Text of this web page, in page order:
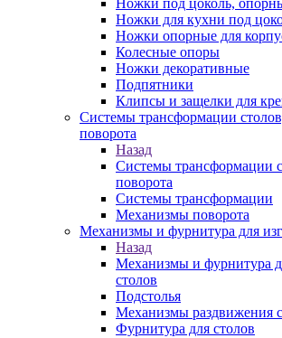
Ножки под цоколь,
Ножки для кухни под
Ножки опорные для
Колесные опоры
Ножки декоративные
Подпятники
Клипсы и защелки для
Системы трансформации
поворота
Назад
Системы трансформации
поворота
Системы трансформации
Механизмы поворота
Механизмы и фурнитура для
Назад
Механизмы и фурнитура
столов
Подстолья
Механизмы раздвижения
Фурнитура для столов